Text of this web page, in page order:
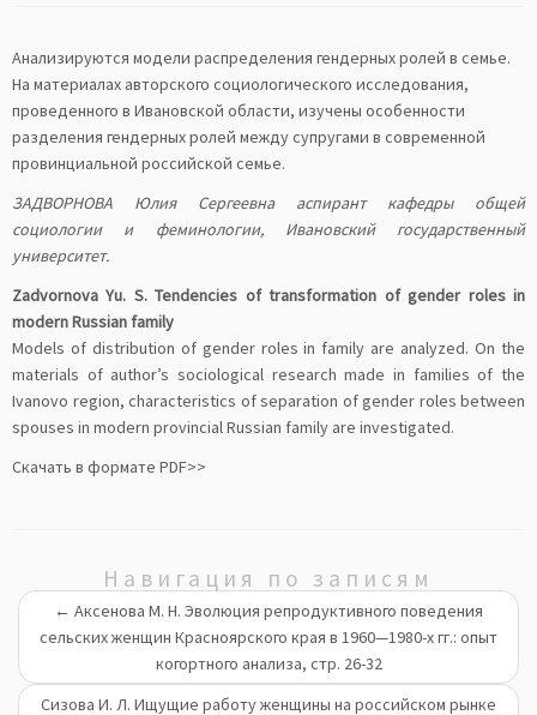
Анализируются модели распределения гендерных ролей в семье.
На материалах авторского социологического исследования,
проведенного в Ивановской области, изучены особенности
разделения гендерных ролей между супругами в современной
провинциальной российской семье.
ЗАДВОРНОВА Юлия Сергеевна аспирант кафедры общей
социологии и феминологии, Ивановский государственный
университет.
Zadvornova Yu. S. Tendencies of transformation of gender roles in
modern Russian family
Models of distribution of gender roles in family are analyzed. On the
materials of author’s sociological research made in families of the
Ivanovo region, characteristics of separation of gender roles between
spouses in modern provincial Russian family are investigated.
Скачать в формате PDF>>
Навигация по записям
← Аксенова М. Н. Эволюция репродуктивного поведения
сельских женщин Красноярского края в 1960—1980-х гг.: опыт
когортного анализа, стр. 26-32
Сизова И. Л. Ищущие работу женщины на российском рынке